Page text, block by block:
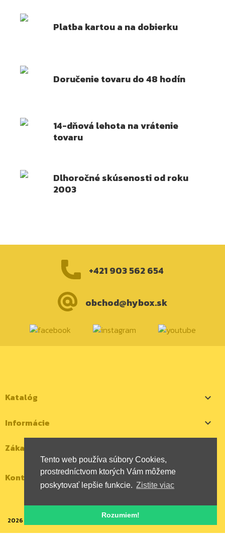
Tento web používa súbory Cookies,
prostredníctvom ktorých Vám môžeme
poskytovať lepšie funkcie. Zistite viac
Rozumiem!
Platba kartou a na dobierku
Doručenie tovaru do 48 hodín
14-dňová lehota na vrátenie
tovaru
Dlhoročné skúsenosti od roku
2003
+421 903 562 654
obchod@hybox.sk
Katalóg 
Informácie 
Zákaznícky účet
Kontaktujte nás
2026 | Všetky autorské práva vyhradené | HYBOX Slovakia, s.r.o.